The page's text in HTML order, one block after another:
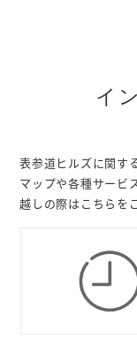
イ
表参道ヒルズに関す
マップや各種サービ
越しの際はこちらを